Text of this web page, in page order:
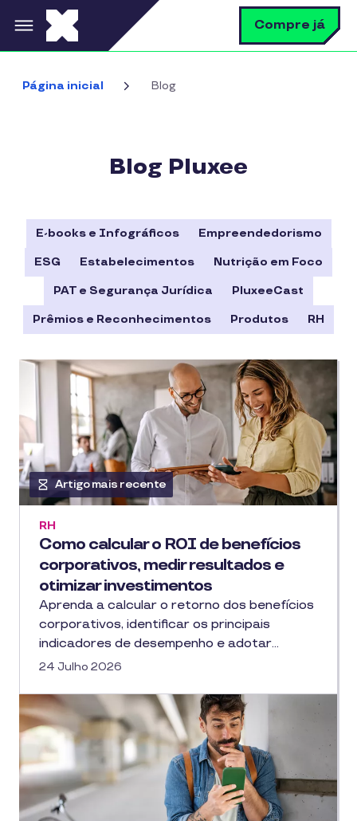
Pular para o conteúdo principal Compre já
Página inicial Blog
Blog Pluxee
E-books e Infográficos Empreendedorismo
ESG Estabelecimentos Nutrição em Foco
PAT e Segurança Jurídica PluxeeCast
Prêmios e Reconhecimentos Produtos RH
Artigo mais recente
Como calcular o ROI de benefícios
corporativos, medir resultados e
otimizar investimentos
RH
Aprenda a calcular o retorno dos benefícios
corporativos, identificar os principais
indicadores de desempenho e adotar…
24 Julho 2026